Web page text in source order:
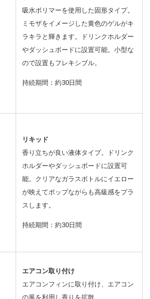
吸水ポリマーを使用した固形タイプ。
ミモザをイメージした黄色のゲルがキ
ラキラと輝きます。ドリンクホルダー
やダッシュボードに設置可能。小型な
ので設置もフレキシブル。
持続期間：約30日間
リキッド
香り立ちが良い液体タイプ。ドリンク
ホルダーやダッシュボードに設置可
能。クリアなガラスボトルにイエロー
が映えてポップながらも高級感をプラ
スします。
持続期間：約30日間
エアコン取り付け
エアコンフィンに取り付け、エアコン
の風を利用し香りを拡散。